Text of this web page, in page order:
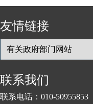
友情链接
联系我们
联系电话：010-